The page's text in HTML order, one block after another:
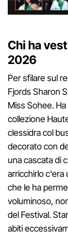
Chi ha
2026
Per sfilare sul
Fjords Sharon
Miss Sohee.
collezione
clessidra col
decorato con
una cascata di
arricchirlo c'era
che le ha
voluminoso,
del Festival.
abiti